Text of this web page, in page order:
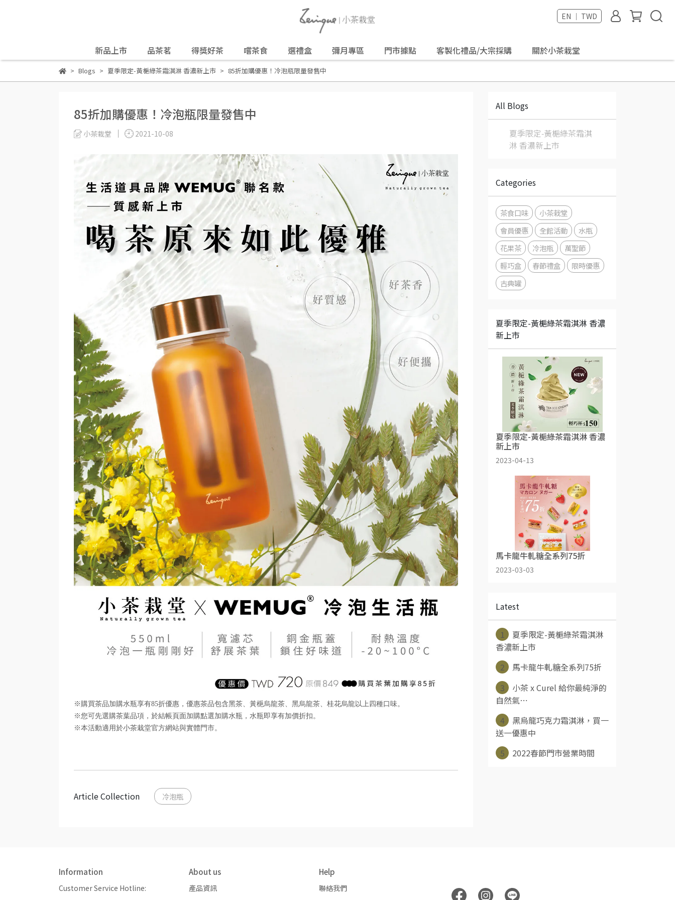
EN ｜ TWD
新品上市 品茶茗 得獎好茶 嚐茶食 選禮盒 彌月專區 門市據點 客製化禮品/大宗採購 關於小茶栽堂
Blogs 夏季限定-黃梔綠茶霜淇淋 香濃新上市 85折加購優惠！冷泡瓶限量發售中
85折加購優惠！冷泡瓶限量發售中
小茶栽堂 2021-10-08
※購買茶品加購水瓶享有85折優惠，優惠茶品包含黑茶、黃梔烏龍茶、黑烏龍茶、桂花烏龍以上四種口味。
※您可先選購茶葉品項，於結帳頁面加購點選加購水瓶，水瓶即享有加價折扣。
※本活動適用於小茶栽堂官方網站與實體門市。
Article Collection 冷泡瓶
All Blogs
夏季限定-黃梔綠茶霜淇
淋 香濃新上市
Categories
茶食口味
小茶栽堂
會員優惠
全館活動
水瓶
花果茶
冷泡瓶
萬聖節
輕巧盒
春節禮盒
限時優惠
古典罐
夏季限定-黃梔綠茶霜淇淋 香濃
新上市
夏季限定-黃梔綠茶霜淇淋 香濃
新上市
2023-04-13
馬卡龍牛軋糖全系列75折
2023-03-03
Latest
1
夏季限定-黃梔綠茶霜淇淋
香濃新上市
2
馬卡龍牛軋糖全系列75折
3
小茶 x Curel 給你最純淨的
自然氣⋯
4
黑烏龍巧克力霜淇淋，買一
送一優惠中
5
2022春節門市營業時間
Information
Customer Service Hotline:
About us
產品資訊
Help
聯絡我們